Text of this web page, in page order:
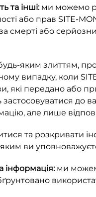
та інші:ми можемо
або прав SITE-
смерті або
яким злиттям,
випадку, коли
які передано або
до
але лише
та розкривати
ви
інформація:ми